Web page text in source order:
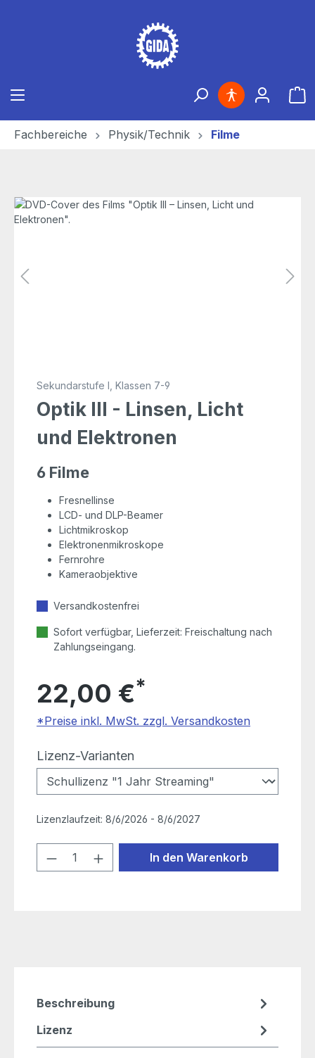
Fachbereiche Physik/Technik Filme
Bildergalerie überspringen
Sekundarstufe I, Klassen 7-9
Optik III - Linsen, Licht
und Elektronen
6 Filme
Fresnellinse
LCD- und DLP-Beamer
Lichtmikroskop
Elektronenmikroskope
Fernrohre
Kameraobjektive
Versandkostenfrei
Sofort verfügbar, Lieferzeit: Freischaltung nach
Zahlungseingang.
22,00 €*
*Preise inkl. MwSt. zzgl. Versandkosten
Lizenz-Varianten
Lizenzlaufzeit:8/6/2026 - 8/6/2027
Produkt Anzahl: Gib den
In den Warenkorb
Beschreibung
Lizenz